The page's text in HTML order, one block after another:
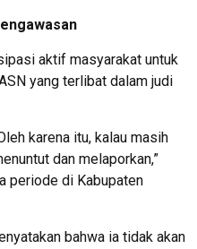
aktif masyarakat untuk
yang terlibat dalam judi
karena itu, kalau masih
dan melaporkan,”
periode di Kabupaten
bahwa ia tidak akan